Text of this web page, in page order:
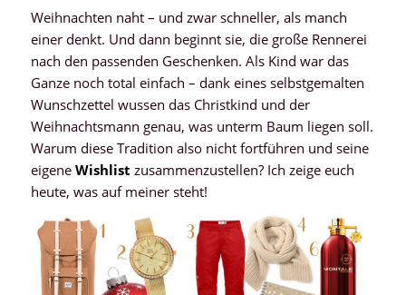
Weihnachten naht – und zwar schneller, als manch
einer denkt. Und dann beginnt sie, die große Rennerei
nach den passenden Geschenken. Als Kind war das
Ganze noch total einfach – dank eines selbstgemalten
Wunschzettel wussen das Christkind und der
Weihnachtsmann genau, was unterm Baum liegen soll.
Warum diese Tradition also nicht fortführen und seine
eigene Wishlist zusammenzustellen? Ich zeige euch
heute, was auf meiner steht!